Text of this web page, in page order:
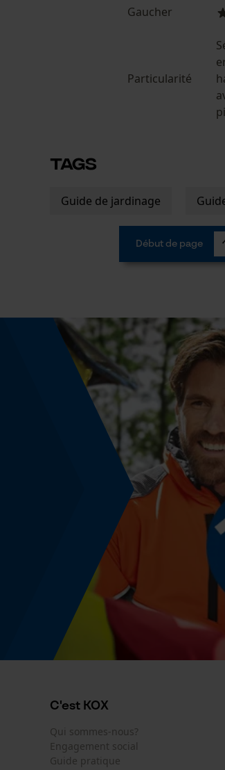
Gaucher
Particularité
TAGS
Guide de jardinage
Début de page
C'est KOX
Qui sommes-nous?
Engagement social
Guide pratique